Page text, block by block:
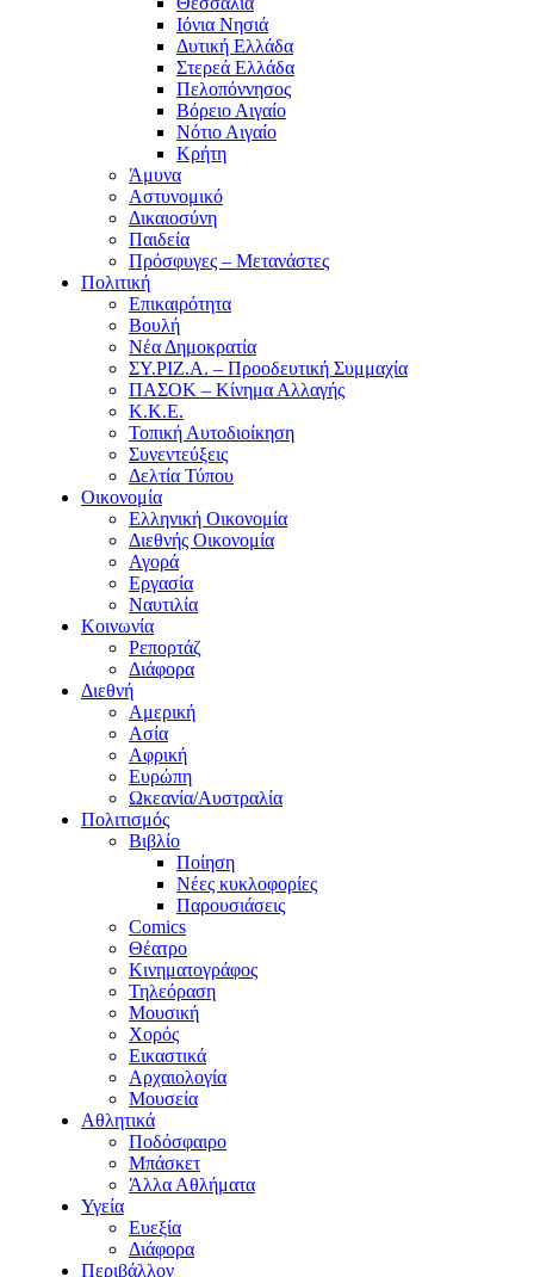
Ιόνια Νησιά
Δυτική Ελλάδα
Στερεά Ελλάδα
Πελοπόννησος
Βόρειο Αιγαίο
Νότιο Αιγαίο
Κρήτη
Άμυνα
Αστυνομικό
Δικαιοσύνη
Παιδεία
Πρόσφυγες – Μετανάστες
Πολιτική
Επικαιρότητα
Βουλή
Νέα Δημοκρατία
ΣΥ.ΡΙΖ.Α. – Προοδευτική Συμμαχία
ΠΑΣΟΚ – Κίνημα Αλλαγής
Κ.Κ.Ε.
Τοπική Αυτοδιοίκηση
Συνεντεύξεις
Δελτία Τύπου
Οικονομία
Ελληνική Οικονομία
Διεθνής Οικονομία
Αγορά
Εργασία
Ναυτιλία
Κοινωνία
Ρεπορτάζ
Διάφορα
Διεθνή
Αμερική
Ασία
Αφρική
Ευρώπη
Ωκεανία/Αυστραλία
Πολιτισμός
Βιβλίο
Ποίηση
Νέες κυκλοφορίες
Παρουσιάσεις
Comics
Θέατρο
Κινηματογράφος
Τηλεόραση
Μουσική
Χορός
Εικαστικά
Αρχαιολογία
Μουσεία
Αθλητικά
Ποδόσφαιρο
Μπάσκετ
Άλλα Αθλήματα
Υγεία
Ευεξία
Διάφορα
Περιβάλλον